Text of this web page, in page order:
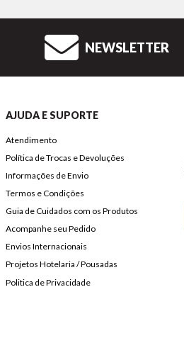
NEWSLETTER
AJUDA E SUPORTE
Atendimento
Política de Trocas e Devoluções
Informações de Envio
Termos e Condições
Guia de Cuidados com os Produtos
Acompanhe seu Pedido
Envios Internacionais
Projetos Hotelaria / Pousadas
Politica de Privacidade